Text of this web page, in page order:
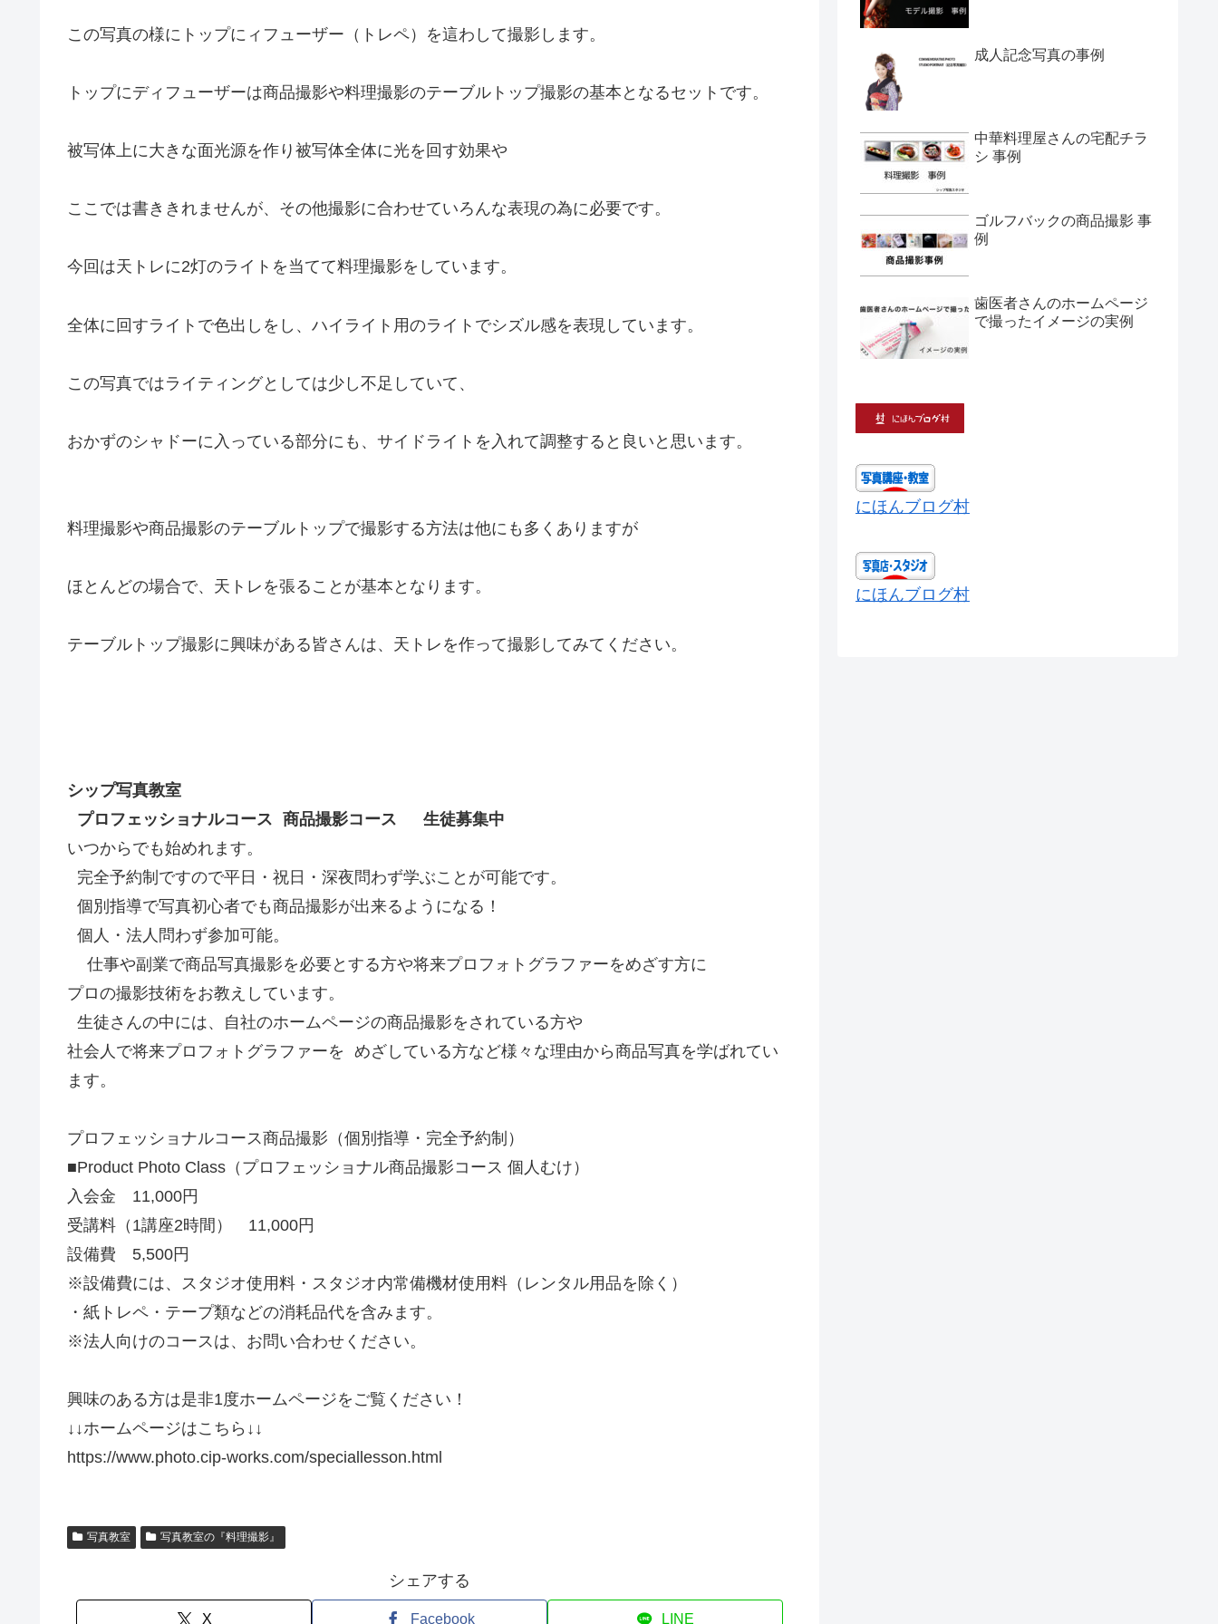
この写真の様にトップにィフューザー（トレペ）を這わして撮影します。
トップにディフューザーは商品撮影や料理撮影のテーブルトップ撮影の基本となるセットです。
被写体上に大きな面光源を作り被写体全体に光を回す効果や
ここでは書ききれませんが、その他撮影に合わせていろんな表現の為に必要です。
今回は天トレに2灯のライトを当てて料理撮影をしています。
全体に回すライトで色出しをし、ハイライト用のライトでシズル感を表現しています。
この写真ではライティングとしては少し不足していて、
おかずのシャドーに入っている部分にも、サイドライトを入れて調整すると良いと思います。
料理撮影や商品撮影のテーブルトップで撮影する方法は他にも多くありますが
ほとんどの場合で、天トレを張ることが基本となります。
テーブルトップ撮影に興味がある皆さんは、天トレを作って撮影してみてください。
シップ写真教室
プロフェッショナルコース 商品撮影コース 生徒募集中
いつからでも始めれます。
完全予約制ですので平日・祝日・深夜問わず学ぶことが可能です。
個別指導で写真初心者でも商品撮影が出来るようになる！
個人・法人問わず参加可能。
仕事や副業で商品写真撮影を必要とする方や将来プロフォトグラファーをめざす方に
プロの撮影技術をお教えしています。
生徒さんの中には、自社のホームページの商品撮影をされている方や
社会人で将来プロフォトグラファーを めざしている方など様々な理由から商品写真を学ばれてい
ます。
プロフェッショナルコース商品撮影（個別指導・完全予約制）
■Product Photo Class（プロフェッショナル商品撮影コース 個人むけ）
入会金 11,000円
受講料（1講座2時間） 11,000円
設備費 5,500円
※設備費には、スタジオ使用料・スタジオ内常備機材使用料（レンタル用品を除く）
・紙トレペ・テープ類などの消耗品代を含みます。
※法人向けのコースは、お問い合わせください。
興味のある方は是非1度ホームページをご覧ください！
↓↓ホームページはこちら↓↓
https://www.photo.cip-works.com/speciallesson.html
写真教室 写真教室の『料理撮影』
シェアする
X Facebook LINE
成人記念写真の事例
中華料理屋さんの宅配チラ
シ 事例
ゴルフバックの商品撮影 事
例
歯医者さんのホームページ
で撮ったイメージの実例
にほんブログ村
にほんブログ村